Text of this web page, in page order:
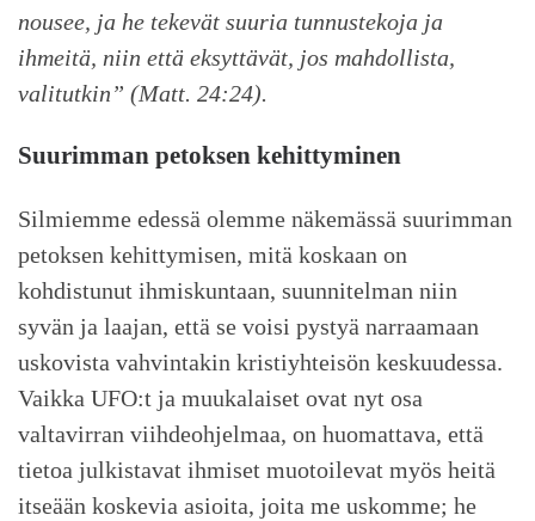
nousee, ja he tekevät suuria tunnustekoja ja
ihmeitä, niin että eksyttävät, jos mahdollista,
valitutkin” (Matt. 24:24).
Suurimman petoksen kehittyminen
Silmiemme edessä olemme näkemässä suurimman
petoksen kehittymisen, mitä koskaan on
kohdistunut ihmiskuntaan, suunnitelman niin
syvän ja laajan, että se voisi pystyä narraamaan
uskovista vahvintakin kristiyhteisön keskuudessa.
Vaikka UFO:t ja muukalaiset ovat nyt osa
valtavirran viihdeohjelmaa, on huomattava, että
tietoa julkistavat ihmiset muotoilevat myös heitä
itseään koskevia asioita, joita me uskomme; he